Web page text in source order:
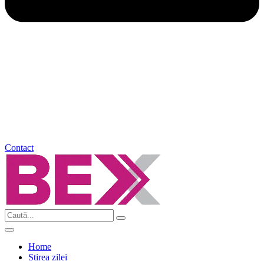
Contact
Home
Știrea zilei